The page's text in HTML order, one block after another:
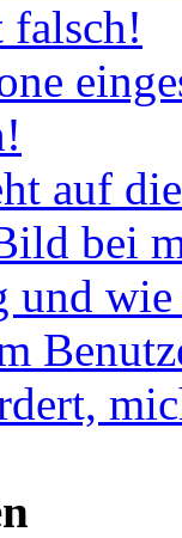
falsch!
auf
bei
und